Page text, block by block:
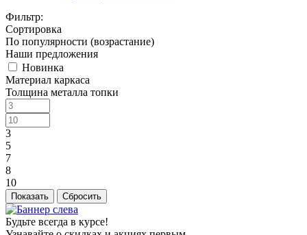
Фильтр:
Сортировка
По популярности (возрастание)
Наши предложения
Новинка
Материал каркаса
Толщина металла топки
3
5
7
8
10
Показать Сбросить
Будьте всегда в курсе!